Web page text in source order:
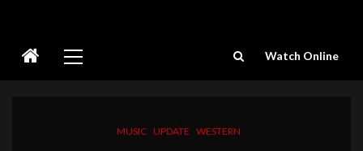
Menu
Watch Online
MUSIC UPDATE WESTERN